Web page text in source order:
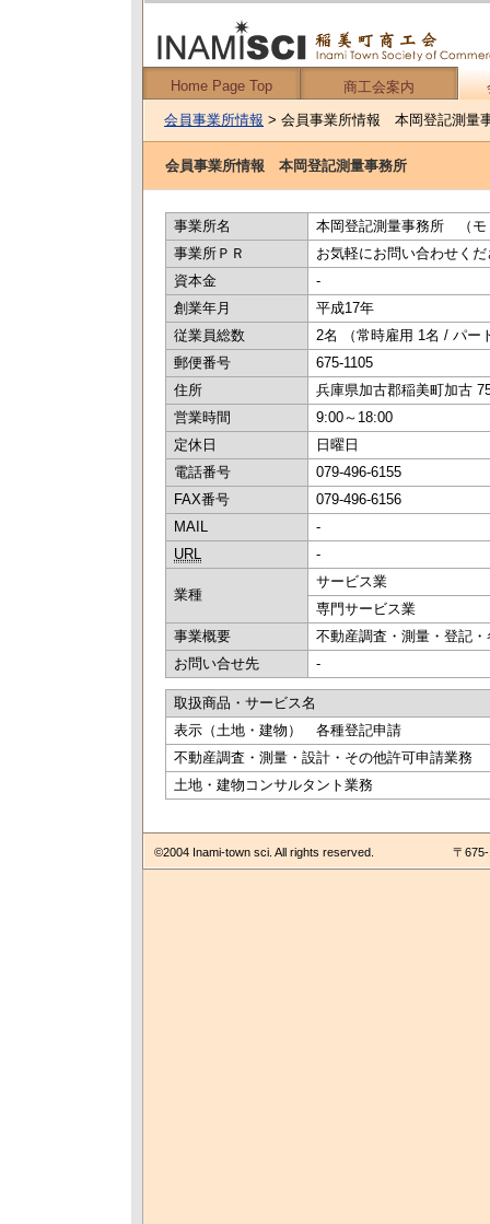
Home Page Top 商工会案内
会員事業所情報 > 会員事業所情報 本岡登記測量
会員事業所情報 本岡登記測量事務所
事業所名
本岡登記測量事務所 （モ
事業所ＰＲ
お気軽にお問い合わせく
資本金
-
創業年月
平成17年
従業員総数
2名 （常時雇用 1名 / パー
郵便番号
675-1105
住所
兵庫県加古郡稲美町加古
営業時間
9:00～18:00
定休日
日曜日
電話番号
079-496-6155
FAX番号
079-496-6156
MAIL
-
URL
-
業種
サービス業
専門サービス業
事業概要
不動産調査・測量・登記
お問い合せ先
-
取扱商品・サービス名
表示（土地・建物） 各種登記申請
不動産調査・測量・設計・その他許可申請業務
土地・建物コンサルタント業務
〒
©2004 Inami-town sci. All rights reserved.